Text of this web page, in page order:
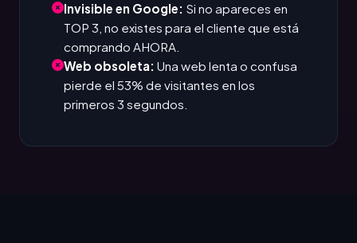
Invisible en Google: Si no apareces en
TOP 3, no existes para el cliente que está
comprando AHORA.
Web obsoleta: Una web lenta o confusa
pierde el 53% de visitantes en los
primeros 3 segundos.